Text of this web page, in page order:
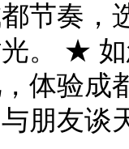
节奏，
。 ★
体验成
朋友谈